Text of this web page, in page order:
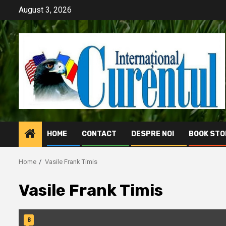
content
August 3, 2026
HOME CONTACT DESPRE NOI BOOK
Home Vasile Frank Timis
Vasile Frank Timis
8